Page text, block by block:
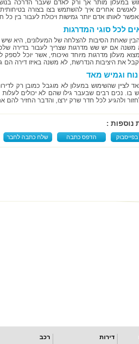
במעלון מותר אך ורק לאדם שעבר הדרכה
לאנשים אחרים איך להשתמש בצו בצורה
לאותו אדם יותר גמישות ויכולת לעבור בין כל
לכל סוגי המדרגות
שאחת הסיבות להצלחה של המעלונים, היא
מעלון מדרגות מיוחד ואיכותי, אשר יוכל
את היציבות הנדרשת, לא משנה באיזו דירה הם
נוח וגמיש מאד
לציין שהשימוש במעלון לא מוגבל כמובן רק
בו. נכים רבים שבעבר גילו שהם לא יכולים
ולהגיע לכל חדר שרק ירצו, והדבר החזיר להם
נוספות :
הדפס כתבה שלח כתבה לחבר
דירות רכב